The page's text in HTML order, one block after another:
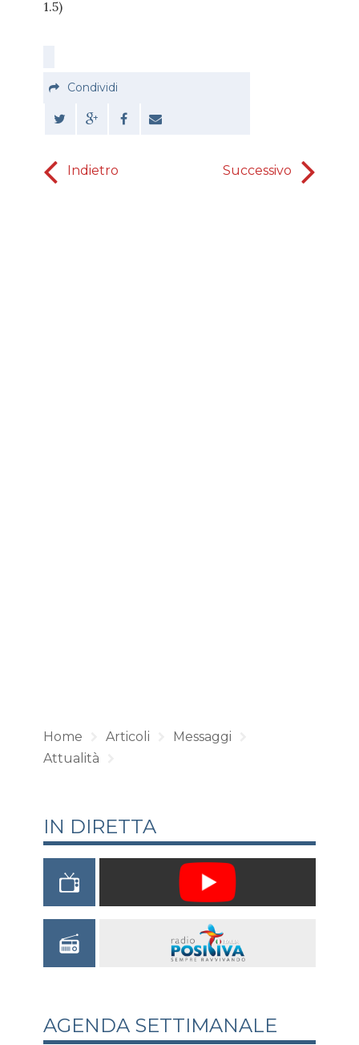
1.5)
Condividi
Indietro Successivo
Home Articoli
Messaggi
Attualità
IN DIRETTA
AGENDA SETTIMANALE